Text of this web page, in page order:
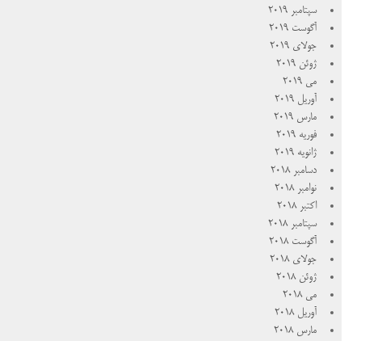
سپتامبر 2019
آگوست 2019
جولای 2019
ژوئن 2019
می 2019
آوریل 2019
مارس 2019
فوریه 2019
ژانویه 2019
دسامبر 2018
نوامبر 2018
اکتبر 2018
سپتامبر 2018
آگوست 2018
جولای 2018
ژوئن 2018
می 2018
آوریل 2018
مارس 2018